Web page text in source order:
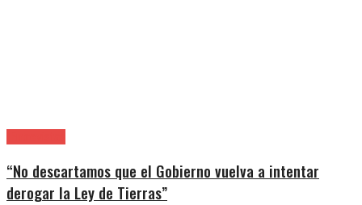
“No descartamos que el Gobierno vuelva a intentar
derogar la Ley de Tierras”